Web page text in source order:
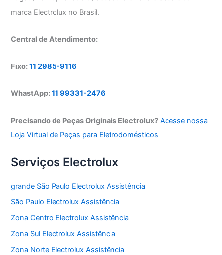
marca Electrolux no Brasil.
Central de Atendimento:
Fixo:11 2985-9116
WhastApp:11 99331-2476
Precisando de Peças Originais Electrolux? Acesse nossa
Loja Virtual de Peças para Eletrodomésticos
Serviços Electrolux
grande São Paulo Electrolux Assistência
São Paulo Electrolux Assistência
Zona Centro Electrolux Assistência
Zona Sul Electrolux Assistência
Zona Norte Electrolux Assistência